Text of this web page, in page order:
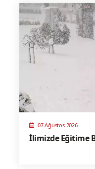
07 Ağustos 2026
İlimizde Eğitime